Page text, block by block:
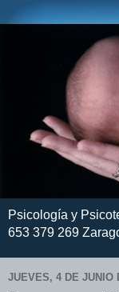
Psicología y
653 379 269
JUEVES, 4 DE JUNIO